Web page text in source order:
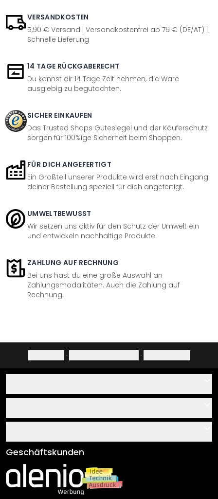
VERSANDKOSTEN
5,90 € Versand | Versandkostenfrei ab 79 € (DE/AT) |
Schnelle Lieferung
14 TAGE RÜCKGABERECHT
Du kannst dir 14 Tage Zeit nehmen, die Ware
ausgiebig zu begutachten.
SICHER EINKAUFEN
Das Trusted Shops Gütesiegel und der Käuferschutz
sorgen für 100%ige Sicherheit beim Shoppen.
FÜR DICH ANGEFERTIGT
Ein Großteil unserer Produkte wird erst nach Eingang
deiner Bestellung speziell für dich angefertigt.
UMWELTBEWUSST
Wir setzen uns aktiv für den Schutz der Umwelt ein
und entwickeln nachhaltige Produkte.
ZAHLUNG AUF RECHNUNG
Bei uns hast du eine große Auswahl an
Zahlungsmodalitäten. Auch die Zahlung auf
Rechnung.
· ·
Über uns
Klebe- und Montageanleitungen
Newsletter An-/Abmeldung
Sendungsverfolgung
AGB
Impressum
Versand & Zahlung
Geschäftskunden